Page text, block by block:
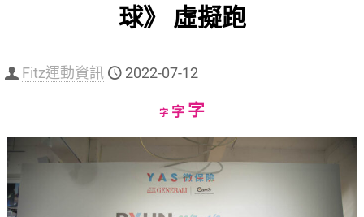
球》 虛擬跑
Fitz運動資訊 2022-07-12
字Decrease
字Reset
size.
字Increase
size.